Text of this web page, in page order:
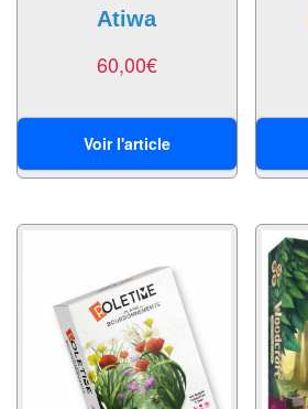
Gestion
Game
Enquête
Jeux
évolutifs
Atiwa
60,00€
Voir l'article